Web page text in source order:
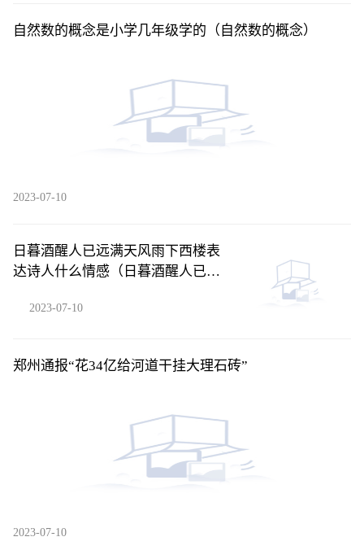
自然数的概念是小学几年级学的（自然数的概念）
2023-07-10
日暮酒醒人已远满天风雨下西楼表
达诗人什么情感（日暮酒醒人已远
2023-07-10
郑州通报“花34亿给河道干挂大理石砖”
2023-07-10